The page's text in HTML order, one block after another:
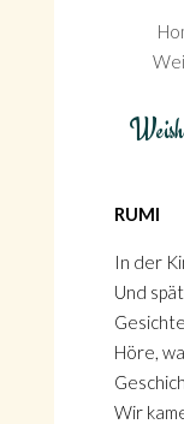
RUMI
In der
Und
Höre,
Wir